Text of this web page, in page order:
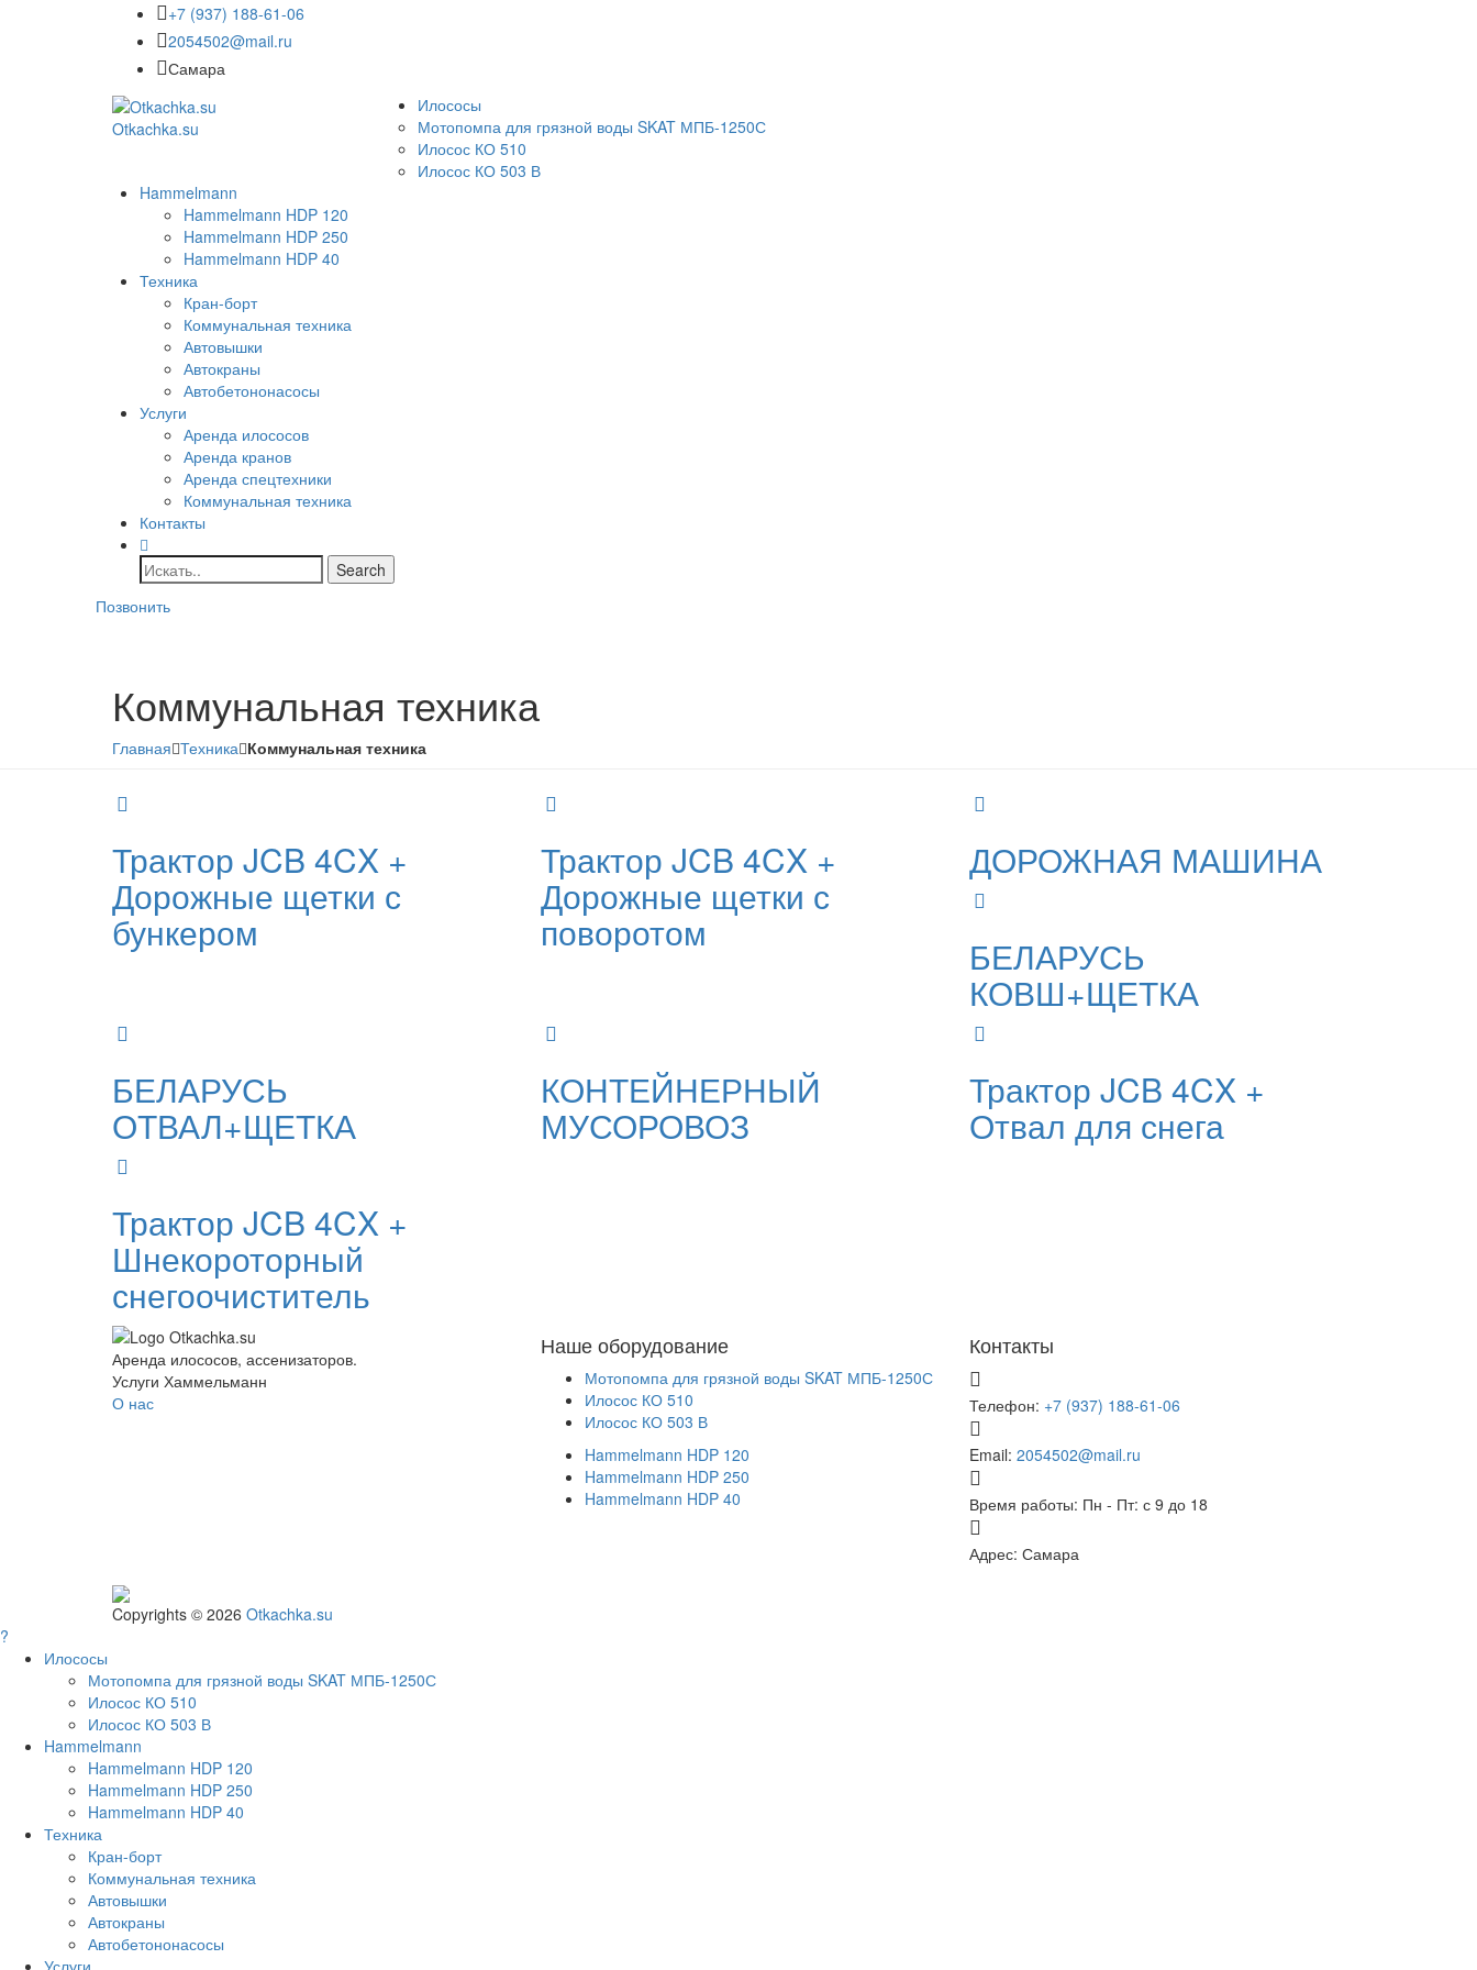
+7 (937) 188-61-06
2054502@mail.ru
Самара
Otkachka.su
Илососы
Мотопомпа для грязной воды SKAT МПБ-1250С
Илосос КО 510
Илосос КО 503 В
Hammelmann
Hammelmann HDP 120
Hammelmann HDP 250
Hammelmann HDP 40
Техника
Кран-борт
Коммунальная техника
Автовышки
Автокраны
Автобетононасосы
Услуги
Аренда илососов
Аренда кранов
Аренда спецтехники
Коммунальная техника
Контакты
Позвонить
Коммунальная техника
Главная Техника Коммунальная техника
Трактор JCB 4CX +
Дорожные щетки с
бункером
Трактор JCB 4CX +
Дорожные щетки с
поворотом
ДОРОЖНАЯ МАШИНА
БЕЛАРУСЬ
КОВШ+ЩЕТКА
БЕЛАРУСЬ
ОТВАЛ+ЩЕТКА
КОНТЕЙНЕРНЫЙ
МУСОРОВОЗ
Трактор JCB 4CX +
Отвал для снега
Трактор JCB 4CX +
Шнекороторный
снегоочиститель
Аренда илососов, ассенизаторов.
Услуги Хаммельманн
О нас
Наше оборудование
Мотопомпа для грязной воды SKAT МПБ-1250С
Илосос КО 510
Илосос КО 503 В
Hammelmann HDP 120
Hammelmann HDP 250
Hammelmann HDP 40
Контакты
Телефон: +7 (937) 188-61-06
Email: 2054502@mail.ru
Время работы: Пн - Пт: с 9 до 18
Адрес: Самара
Copyrights © 2026 Otkachka.su
?
Илососы
Мотопомпа для грязной воды SKAT МПБ-1250С
Илосос КО 510
Илосос КО 503 В
Hammelmann
Hammelmann HDP 120
Hammelmann HDP 250
Hammelmann HDP 40
Техника
Кран-борт
Коммунальная техника
Автовышки
Автокраны
Автобетононасосы